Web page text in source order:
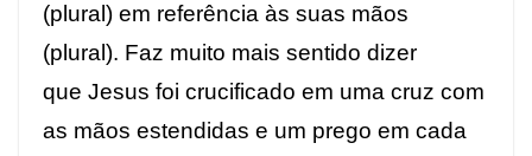
(plural) em referência às suas mãos
(plural). Faz muito mais sentido dizer
que Jesus foi crucificado em uma cruz com
as mãos estendidas e um prego em cada